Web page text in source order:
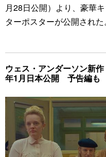
月28日公開）より、豪華
ターポスターが公開された。
ウェス・アンダーソン新
年1月日本公開 予告編も